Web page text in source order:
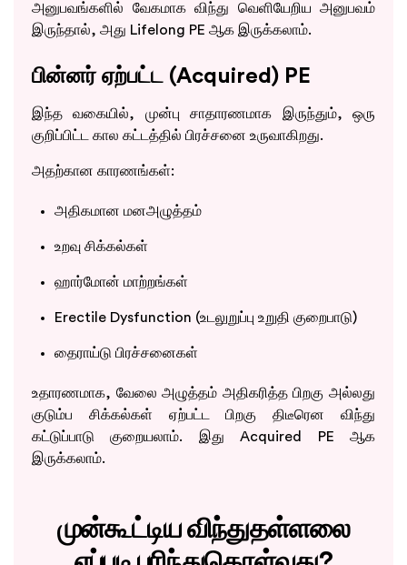
அனுபவங்களில் வேகமாக விந்து வெளியேறிய அனுபவம்
இருந்தால், அது Lifelong PE ஆக இருக்கலாம்.
பின்னர் ஏற்பட்ட (Acquired) PE
இந்த வகையில், முன்பு சாதாரணமாக இருந்தும், ஒரு
குறிப்பிட்ட கால கட்டத்தில் பிரச்சனை உருவாகிறது.
அதற்கான காரணங்கள்:
அதிகமான மனஅழுத்தம்
உறவு சிக்கல்கள்
ஹார்மோன் மாற்றங்கள்
Erectile Dysfunction (உடலுறுப்பு உறுதி குறைபாடு)
தைராய்டு பிரச்சனைகள்
உதாரணமாக, வேலை அழுத்தம் அதிகரித்த பிறகு அல்லது
குடும்ப சிக்கல்கள் ஏற்பட்ட பிறகு திடீரென விந்து
கட்டுப்பாடு குறையலாம். இது Acquired PE ஆக
இருக்கலாம்.
முன்கூட்டிய விந்துதள்ளலை